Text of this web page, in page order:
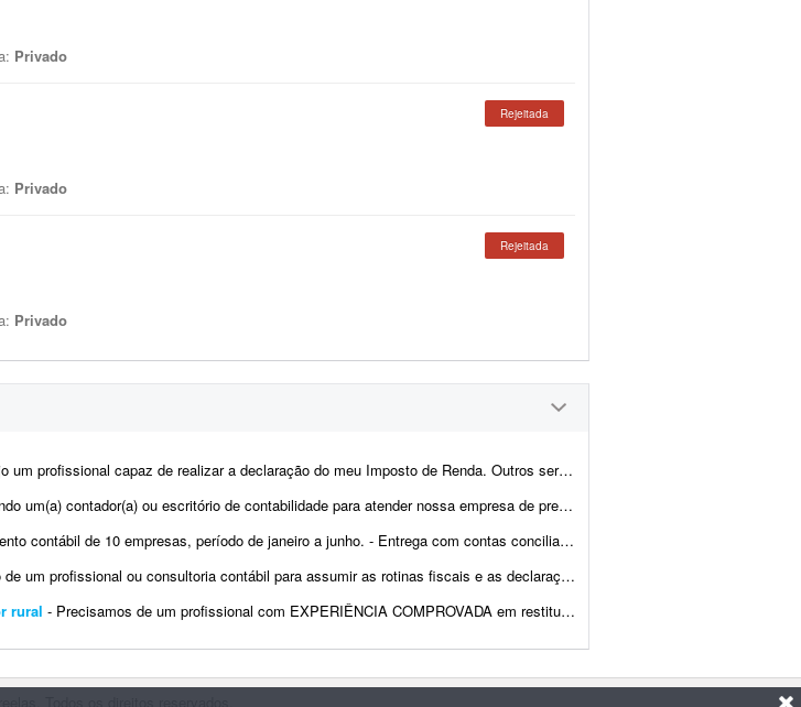
Privado
Rejeitada
Privado
Rejeitada
Privado
capaz de realizar a declaração do meu Imposto de Renda. Outros serviços que preciso serão alinhados e definidos com o profissional somente ap&oac...
ou escritório de contabilidade para atender nossa empresa de prestação de serviços. Situação atual - Somos duas s&oacu...
empresas, período de janeiro a junho. - Entrega com contas conciliadas e composição de contas. - Empresas, majoritariament...
profissional ou consultoria contábil para assumir as rotinas fiscais e as declarações periódicas de um PJ do Simples Nacional. - Emissão de notas f...
rural - Precisamos de um profissional com EXPERIÊNCIA COMPROVADA em restituição de ICMS para o estado de SÃO PAULO, petição ADMINISTRATIVA para produtores Rurais qu...